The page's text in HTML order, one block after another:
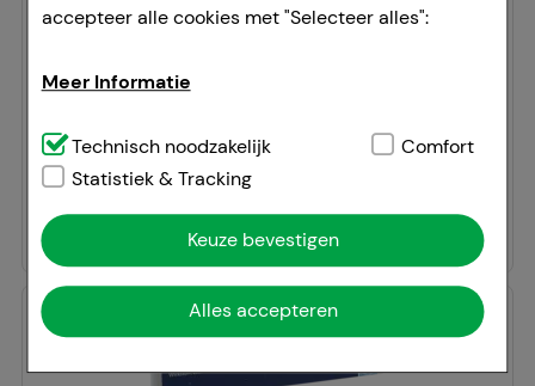
accepteer alle cookies met "Selecteer alles":
Meer Informatie
Technisch noodzakelijk:Dit zijn cookies die
noodzakelijk zijn voor de basisfuncties van onze
website (bv. navigatie, winkelwagentje,
klantenaccount), daarom kunnen deze niet worden
weggelaten.
Comfort:Deze cookies worden gebruikt om de
winkelervaring nog aantrekkelijker te maken,
Technisch noodzakelijk
Comfort
Statistiek & Tracking
Keuze bevestigen
Alles accepteren
50ml
19,37 €¹
Prijslijst:19,97 €²
-